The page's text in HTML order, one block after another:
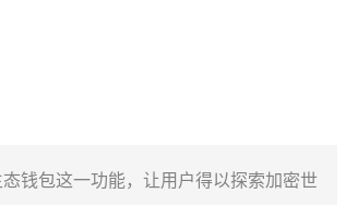
钱包这一功能，让用户得以探索加密世